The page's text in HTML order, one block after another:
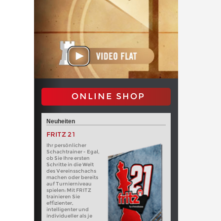
ONLINE SHOP
Neuheiten
FRITZ 21
Ihr persönlicher
Schachtrainer - Egal,
ob Sie Ihre ersten
Schritte in die Welt
des Vereinsschachs
machen oder bereits
auf Turnierniveau
spielen: Mit FRITZ
trainieren Sie
effizienter,
intelligenter und
individueller als je